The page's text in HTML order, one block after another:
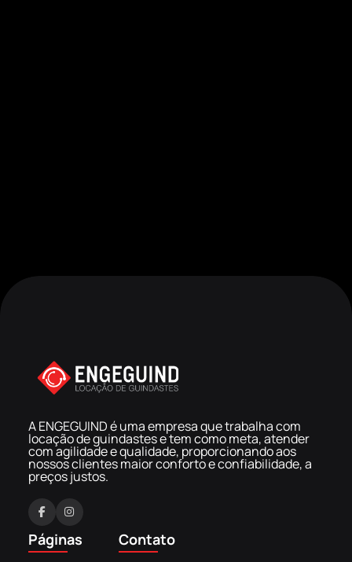
A ENGEGUIND é uma empresa que trabalha com
locação de guindastes e tem como meta, atender
com agilidade e qualidade, proporcionando aos
nossos clientes maior conforto e confiabilidade, a
preços justos.
F
a
c
I
n
Páginas Contato